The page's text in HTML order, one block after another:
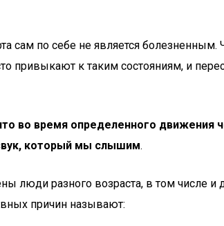
сам по себе не является
к таким состояниям, и
во время определенного движения
который мы слышим.
разного возраста, в том числе и
причин называют: